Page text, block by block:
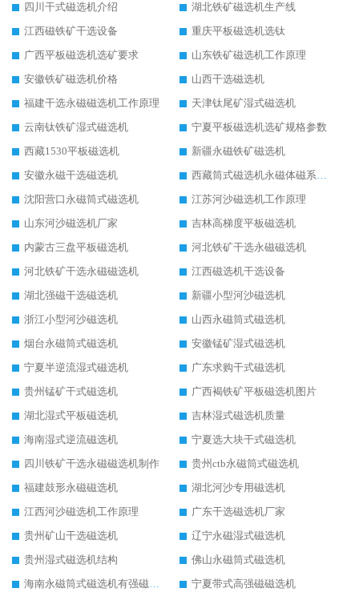
四川干式磁选机介绍
湖北铁矿磁选机生产线
江西磁铁矿干选设备
重庆平板磁选机选钛
广西平板磁选机选矿要求
山东铁矿磁选机工作原理
安徽铁矿磁选机价格
山西干选磁选机
福建干选永磁磁选机工作原理
天津钛尾矿湿式磁选机
云南钛铁矿湿式磁选机
宁夏平板磁选机选矿规格参数
西藏1530平板磁选机
新疆永磁铁矿磁选机
安徽永磁干选磁选机
西藏筒式磁选机永磁体磁系设计
沈阳营口永磁筒式磁选机
江苏河沙磁选机工作原理
山东河沙磁选机厂家
吉林高梯度平板磁选机
内蒙古三盘平板磁选机
河北铁矿干选永磁磁选机
河北铁矿干选永磁磁选机
江西磁选机干选设备
湖北强磁干选磁选机
新疆小型河沙磁选机
浙江小型河沙磁选机
山西永磁筒式磁选机
烟台永磁筒式磁选机
安徽锰矿湿式磁选机
宁夏半逆流湿式磁选机
广东求购干式磁选机
贵州锰矿干式磁选机
广西褐铁矿平板磁选机图片
湖北湿式平板磁选机
吉林湿式磁选机质量
海南湿式逆流磁选机
宁夏选大块干式磁选机
四川铁矿干选永磁磁选机制作
贵州ctb永磁筒式磁选机
福建鼓形永磁磁选机
湖北河沙专用磁选机
江西河沙磁选机工作原理
广东干选磁选机厂家
贵州矿山干选磁选机
辽宁永磁湿式磁选机
贵州湿式磁选机结构
佛山永磁筒式磁选机
海南永磁筒式磁选机有强磁的吗
宁夏带式高强磁磁选机